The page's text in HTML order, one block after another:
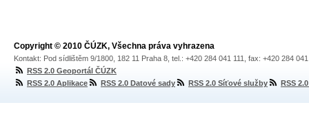
Copyright © 2010 ČÚZK, Všechna práva vyhrazena
Kontakt: Pod sídlištěm 9/1800, 182 11 Praha 8, tel.: +420 284 041 111, fax: +420 284
RSS 2.0 Geoportál ČÚZK
RSS 2.0 Aplikace
RSS 2.0 Datové sady RSS 2.0 Síťové služby RSS